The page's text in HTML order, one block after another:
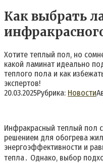
Как выбрать
Хотите теплый пол, но
какой ламинат идеально
теплого пола и как
экспертов!
20.03.2025Рубрика: Новости
Инфракрасный теплый пол
решением для обогрева
энергоэффективности и
тепла․ Однако, выбор